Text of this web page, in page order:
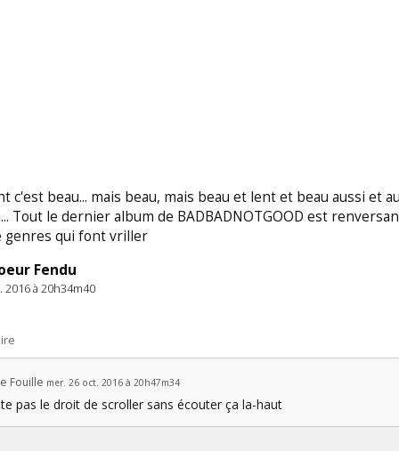
c'est beau... mais beau, mais beau et lent et beau aussi et
Tout le dernier album de BADBADNOTGOOD est
genres qui font vriller
Fendu
2016 à 20h34m40
Fouille mer. 26 oct. 2016 à 20h47m34
pas le droit de scroller sans écouter ça la-haut